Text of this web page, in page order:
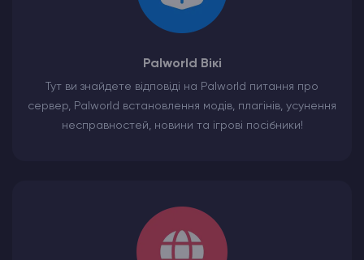
Palworld Вікі
Тут ви знайдете відповіді на Palworld питання про
сервер, Palworld встановлення модів, плагінів, усунення
несправностей, новини та ігрові посібники!